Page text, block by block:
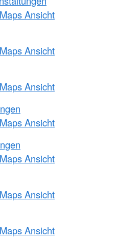
Ansicht
Ansicht
Ansicht
Ansicht
Ansicht
Ansicht
Ansicht